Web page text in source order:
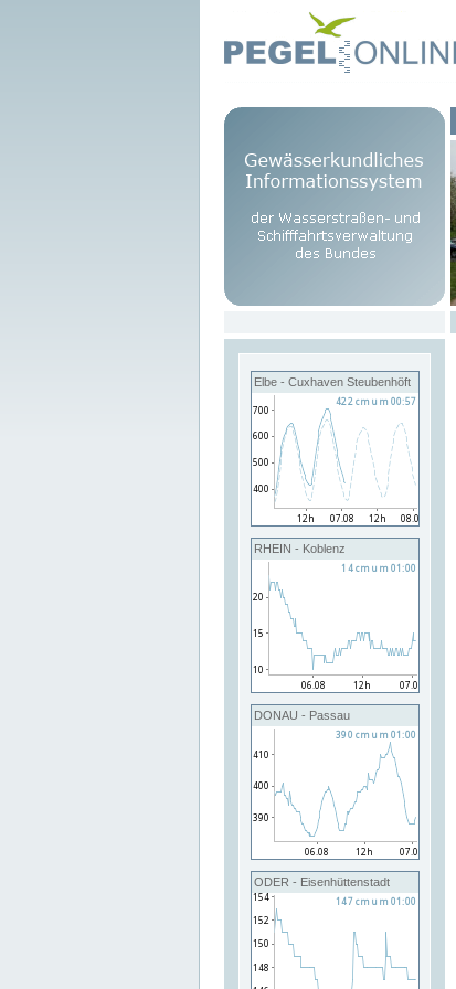
Elbe - Cuxhaven Steubenhöft
RHEIN - Koblenz
DONAU - Passau
ODER - Eisenhüttenstadt